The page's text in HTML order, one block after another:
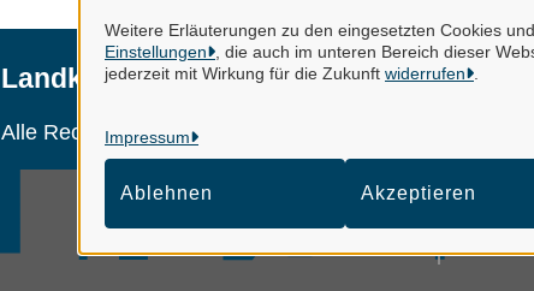
Weitere Erläuterungen zu den eingesetzten Cookies
Einstellungen
, die auch im unteren Bereich dieser
jederzeit mit Wirkung für die Zukunft widerrufen
Impressum
Ablehnen Akzeptieren
Landkreis Gifhorn
Alle Rechte vorbehalten